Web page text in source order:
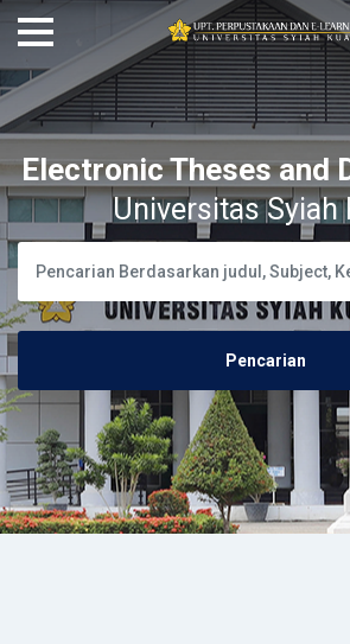
Electronic Theses and
Universitas Syiah